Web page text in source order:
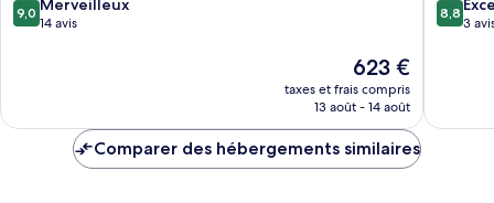
Park
sur
9,0 Merveilleux
14 avis
Le
nouveau
prix
de
623 €
taxes et frais compris
13 août - 14 août
National
sur
8,8
3
Comparer des hébergements similaires